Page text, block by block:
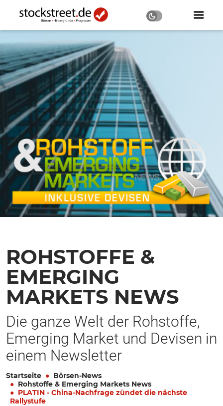
ROHSTOFFE &
EMERGING
MARKETS NEWS
Die ganze Welt der Rohstoffe,
Emerging Market und Devisen in
einem Newsletter
Startseite
Börsen-News
Rohstoffe & Emerging Markets News
PLATIN - China-Nachfrage zündet die nächste
Rallystufe